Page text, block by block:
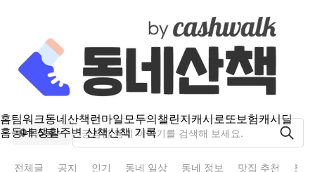
홈팀워크동네산책런마일모두의챌린지캐시로또보험캐시딜
홈동네 생활주변 산책산책 기록
목5동
전체글 공지 인기 동네 일상 동네 정보 맛집 추천 분